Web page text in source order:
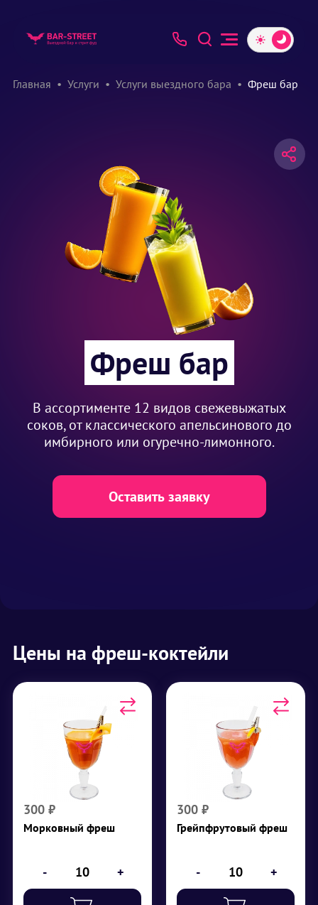
Главная Услуги Услуги выездного бара Фреш бар
Фреш бар
В ассортименте 12 видов свежевыжатых
соков, от классического апельсинового до
имбирного или огуречно-лимонного.
Оставить заявку
Цены на фреш-коктейли
300 ₽
Морковный фреш
- +
Морковный фреш
Морковь, сливки (11%)
300 ₽
Грейпфрутовый фреш
- +
Грейпфрутовый фреш
Грейпфрут